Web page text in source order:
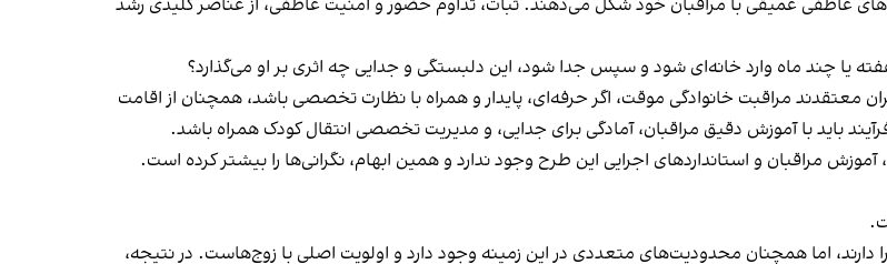
عاطفی عمیقی با مراقبان خود شکل می‌دهند. ثبات، تداوم حضور و امنیت عاطفی، از عناصر کلیدی رشد
یا چند ماه وارد خانه‌ای شود و سپس جدا شود، این دلبستگی و جدایی چه اثری بر او می‌گذارد؟
مراقبت خانوادگی موقت، اگر حرفه‌ای، پایدار و همراه با نظارت تخصصی باشد، همچنان از اقامت
باید با آموزش دقیق مراقبان، آمادگی برای جدایی، و مدیریت تخصصی انتقال کودک همراه باشد.
مراقبان و استانداردهای اجرایی این طرح وجود ندارد و همین ابهام، نگرانی‌ها را بیشتر کرده است.
سرپرستی دائم دختران را دارند، اما همچنان محدودیت‌های متعددی در این زمینه وجود دارد و اولویت اصلی با زوج‌هاست. در نتیجه،